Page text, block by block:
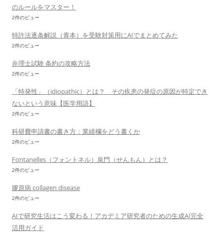
のルールをマスター！
2件のビュー
特許法逐条解説（青本）を受験対策用にAIでまとめてみた
2件のビュー
弁理士試験 条約の攻略方法
2件のビュー
「特発性」（idiopathic）とは？ その疾患の発症の原因が特定でき
ないという意味【医学用語】
2件のビュー
科研費申請書の書き方：業績欄をどう書くか
2件のビュー
Fontanelles（フォントネル）泉門（せんもん）とは？
2件のビュー
膠原病 collagen disease
2件のビュー
AIで研究生活はこう変わる！アカデミア研究者のための生成AI完全
活用ガイド